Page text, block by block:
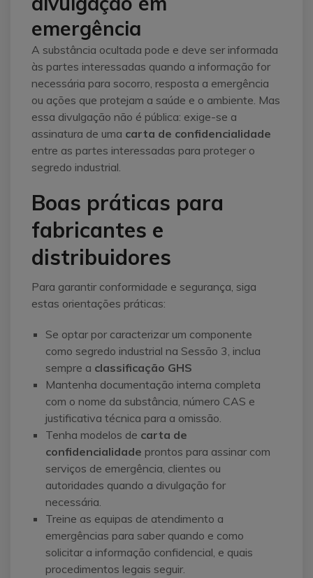
emergência
A substância ocultada pode e deve ser informada
às partes interessadas quando a informação for
necessária para socorro, resposta a emergência
ou ações que protejam a saúde e o ambiente. Mas
essa divulgação não é pública: exige-se a
assinatura de uma carta de confidencialidade
entre as partes interessadas para proteger o
segredo industrial.
Boas práticas para
fabricantes e
distribuidores
Para garantir conformidade e segurança, siga
estas orientações práticas:
Se optar por caracterizar um componente
como segredo industrial na Sessão 3, inclua
sempre a classificação GHS
Mantenha documentação interna completa
com o nome da substância, número CAS e
justificativa técnica para a omissão.
Tenha modelos de carta de
confidencialidade prontos para assinar com
serviços de emergência, clientes ou
autoridades quando a divulgação for
necessária.
Treine as equipas de atendimento a
emergências para saber quando e como
solicitar a informação confidencial, e quais
procedimentos legais seguir.